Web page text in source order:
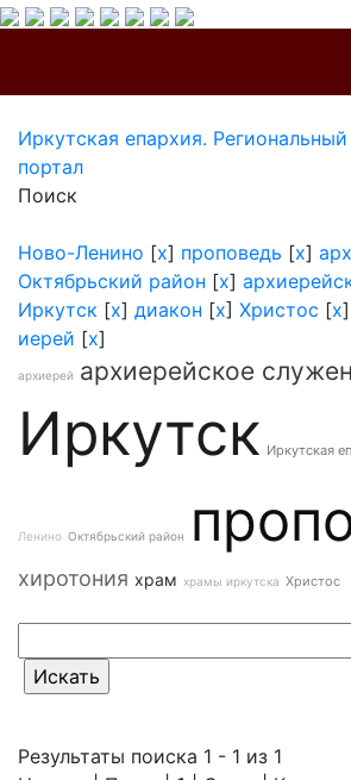
Иркутская епархия.
портал
Поиск
Ново-Ленино [x] проповедь [x]
Октябрьский район [x]
Иркутск [x] диакон [x] Христос [x]
иерей [x]
архиерей архиерейское
Иркутск Иркутская
Ленино Октябрьский район
хиротония храм храмы иркутска Христос
Результаты поиска 1 - 1 из 1